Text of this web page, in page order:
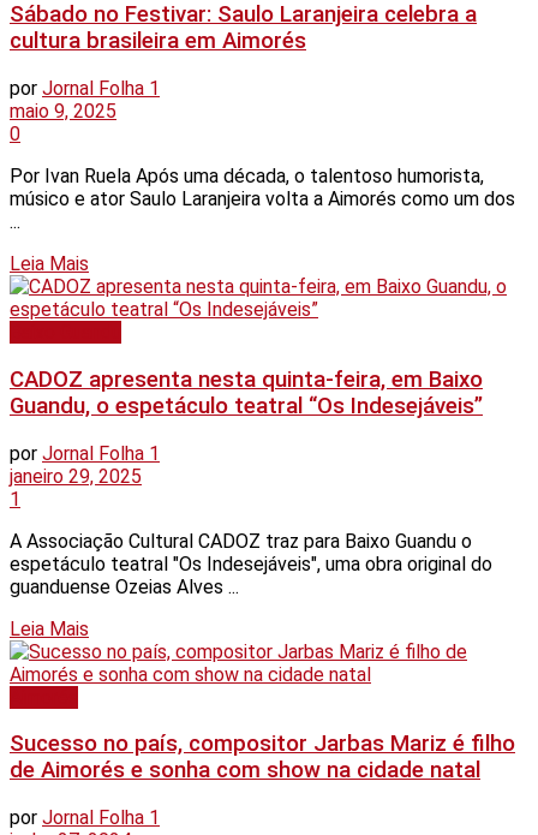
Sábado no Festivar: Saulo Laranjeira celebra a
cultura brasileira em Aimorés
por Jornal Folha 1
maio 9, 2025
0
Por Ivan Ruela Após uma década, o talentoso humorista,
músico e ator Saulo Laranjeira volta a Aimorés como um dos
...
Leia Mais
CADOZ apresenta nesta quinta-feira, em Baixo
Guandu, o espetáculo teatral “Os Indesejáveis”
por Jornal Folha 1
janeiro 29, 2025
1
A Associação Cultural CADOZ traz para Baixo Guandu o
espetáculo teatral "Os Indesejáveis", uma obra original do
guanduense Ozeias Alves ...
Leia Mais
Sucesso no país, compositor Jarbas Mariz é filho
de Aimorés e sonha com show na cidade natal
por Jornal Folha 1